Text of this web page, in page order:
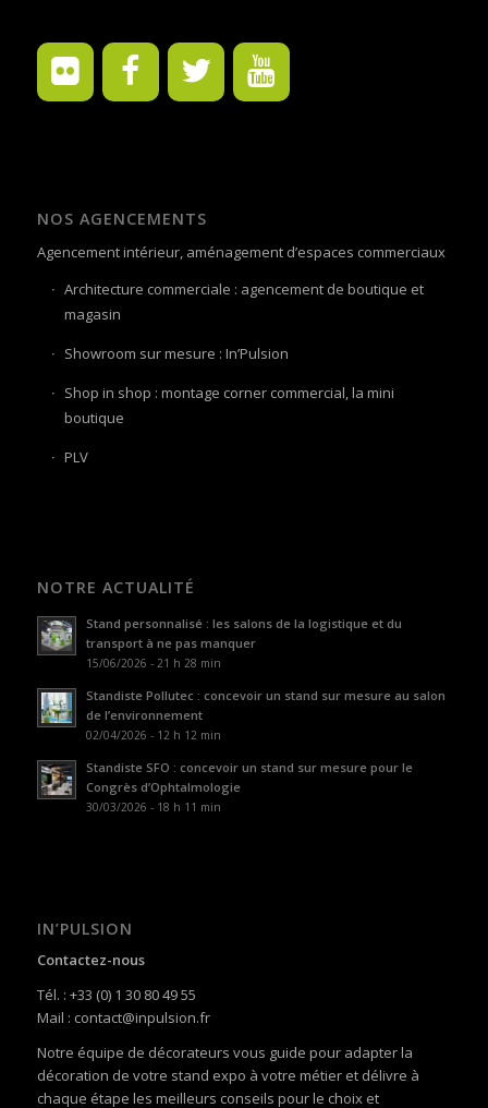
NOS AGENCEMENTS
Agencement intérieur, aménagement d’espaces commerciaux
Architecture commerciale : agencement de boutique et
magasin
Showroom sur mesure : In’Pulsion
Shop in shop : montage corner commercial, la mini
boutique
PLV
NOTRE ACTUALITÉ
Stand personnalisé : les salons de la logistique et du
transport à ne pas manquer
15/06/2026 - 21 h 28 min
Standiste Pollutec : concevoir un stand sur mesure au salon
de l’environnement
02/04/2026 - 12 h 12 min
Standiste SFO : concevoir un stand sur mesure pour le
Congrès d’Ophtalmologie
30/03/2026 - 18 h 11 min
IN’PULSION
Contactez-nous
Tél. : +33 (0) 1 30 80 49 55
Mail : contact@inpulsion.fr
Notre équipe de décorateurs vous guide pour adapter la
décoration de votre stand expo à votre métier et délivre à
chaque étape les meilleurs conseils pour le choix et